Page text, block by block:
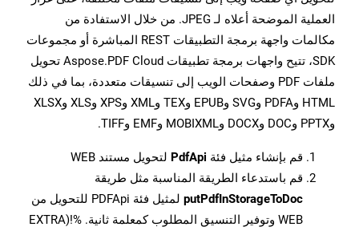
العملية الموضحة أعلاه لـ JPEG. من خلال الاستفادة من
مكالمات واجهة برمجة التطبيقات REST المباشرة أو مجموعات
SDK، تتيح واجهات برمجة تطبيقات Aspose.PDF Cloud تحويل
ملفات PDF وصفحات الويب إلى تنسيقات متعددة، بما في ذلك
HTML وPDFA وSVG وEPUB وTEX وXML وXPS وXLS وXLSX
وPPTX وDOC وDOCX وMOBIXML وEMF وTIFF.
قم بإنشاء مثيل فئة PdfApi لتحويل مستند WEB
قم باستدعاء الطريقة المناسبة مثل طريقة
putPdfInStorageToDoc
لمثيل فئة PDFApi للتحويل من
WEB وتوفير التنسيق المطلوب كمعلمة ثانية. %!(EXTRA